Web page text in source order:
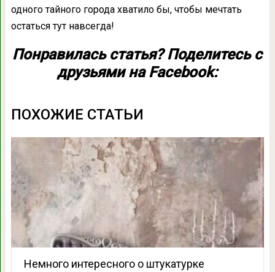
одного тайного города хватило бы, чтобы мечтать
остаться тут навсегда!
Понравилась статья? Поделитесь с
друзьями на Facebook:
ПОХОЖИЕ СТАТЬИ
Немного интересного о штукатурке